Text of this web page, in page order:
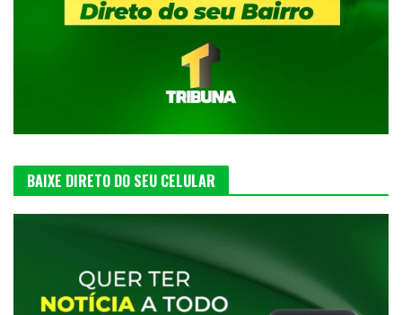
BAIXE DIRETO DO SEU CELULAR